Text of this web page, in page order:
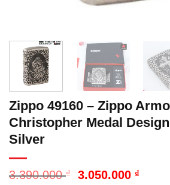
Zippo 49160 – Zippo
Christopher Medal
Silver
3.390.000₫
Giá
3.050.000 ₫